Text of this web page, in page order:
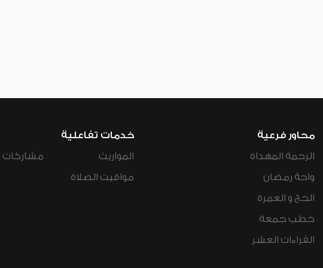
محاور فرعية
الرحمة المهداة
واحة رمضان
الحج و العمرة
خطب جمعة
القراءات العشر
خدمات تفاعلية
المواريث
مواقيت الصلاة
مشاركات